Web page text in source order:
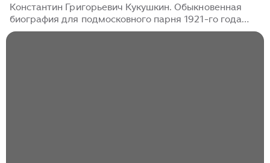
Константин Григорьевич Кукушкин. Обыкновенная
биография для подмосковного парня 1921-го года
рождения. Уроженец Дулёво, соответственно, куда